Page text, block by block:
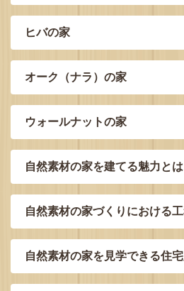
ヒバの家
オーク（ナラ）の家
ウォールナットの家
自然素材の家を建てる魅力とは
自然素材の家づくりにおける
自然素材の家を見学できる住